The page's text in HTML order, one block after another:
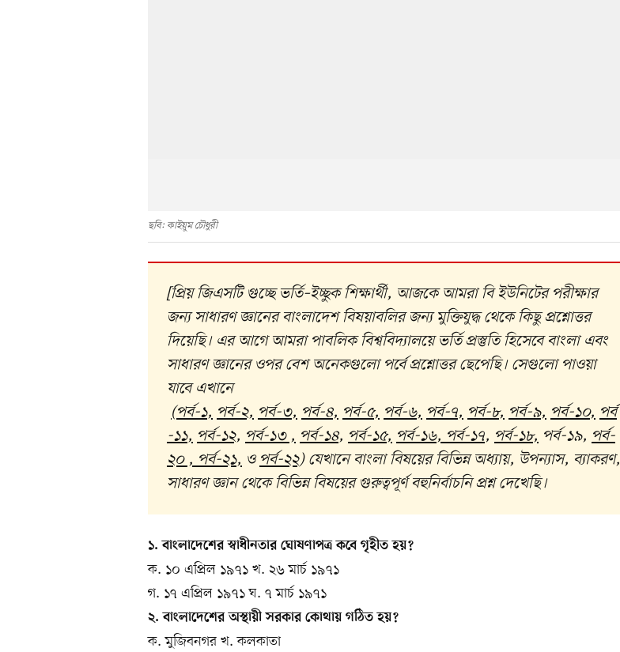
ছবি: কাইয়ুম চৌধুরী
[প্রিয় জিএসটি গুচ্ছে ভর্তি–ইচ্ছুক শিক্ষার্থী, আজকে আমরা বি ইউনিটের পরীক্ষার
জন্য সাধারণ জ্ঞানের বাংলাদেশ বিষয়াবলির জন্য মুক্তিযুদ্ধ থেকে কিছু প্রশ্নোত্তর
দিয়েছি। এর আগে আমরা পাবলিক বিশ্ববিদ্যালয়ে ভর্তি প্রস্তুতি হিসেবে বাংলা এবং
সাধারণ জ্ঞানের ওপর বেশ অনেকগুলো পর্বে প্রশ্নোত্তর ছেপেছি। সেগুলো পাওয়া
যাবে এখানে
(পর্ব-১, পর্ব-২, পর্ব-৩, পর্ব-৪, পর্ব-৫, পর্ব-৬, পর্ব-৭, পর্ব-৮, পর্ব-৯, পর্ব-১০, পর্ব
-১১, পর্ব-১২, পর্ব-১৩, পর্ব-১৪, পর্ব-১৫, পর্ব-১৬, পর্ব-১৭, পর্ব-১৮, পর্ব-১৯, পর্ব-
২০, পর্ব-২১, ওপর্ব-২২) যেখানে বাংলা বিষয়ের বিভিন্ন অধ্যায়, উপন্যাস, ব্যাকরণ,
সাধারণ জ্ঞান থেকে বিভিন্ন বিষয়ের গুরুত্বপূর্ণ বহুনির্বাচনি প্রশ্ন দেখেছি।
১. বাংলাদেশের স্বাধীনতার ঘোষণাপত্র কবে গৃহীত হয়?
ক. ১০ এপ্রিল ১৯৭১ খ. ২৬ মার্চ ১৯৭১
গ. ১৭ এপ্রিল ১৯৭১ ঘ. ৭ মার্চ ১৯৭১
২. বাংলাদেশের অস্থায়ী সরকার কোথায় গঠিত হয়?
ক. মুজিবনগর খ. কলকাতা